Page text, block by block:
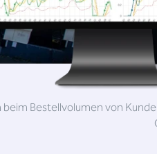
Bestellvolumen von